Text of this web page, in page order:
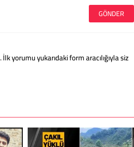
yorumu yukarıdaki form aracılığıyla siz